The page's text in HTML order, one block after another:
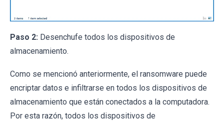
Paso 2: Desenchufe todos los dispositivos de
almacenamiento.
Como se mencionó anteriormente, el ransomware puede
encriptar datos e infiltrarse en todos los dispositivos de
almacenamiento que están conectados a la computadora.
Por esta razón, todos los dispositivos de